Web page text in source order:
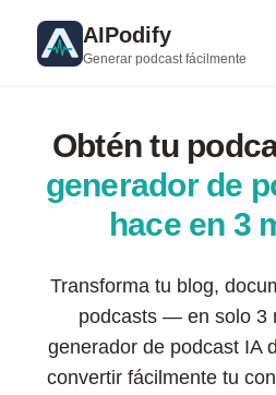
AIPodify
Generar podcast fácilmente
Obtén tu
generador de
hace en 3
Transforma tu blog,
podcasts — en solo 3
generador de podcast IA
convertir fácilmente tu